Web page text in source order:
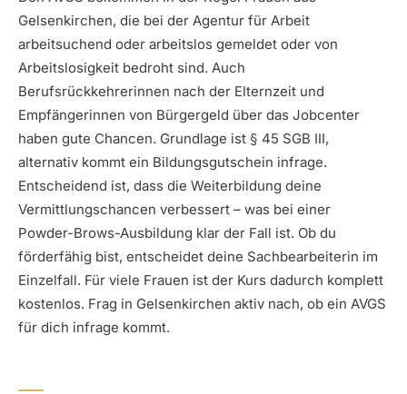
Gelsenkirchen, die bei der Agentur für Arbeit
arbeitsuchend oder arbeitslos gemeldet oder von
Arbeitslosigkeit bedroht sind. Auch
Berufsrückkehrerinnen nach der Elternzeit und
Empfängerinnen von Bürgergeld über das Jobcenter
haben gute Chancen. Grundlage ist § 45 SGB III,
alternativ kommt ein Bildungsgutschein infrage.
Entscheidend ist, dass die Weiterbildung deine
Vermittlungschancen verbessert – was bei einer
Powder-Brows-Ausbildung klar der Fall ist. Ob du
förderfähig bist, entscheidet deine Sachbearbeiterin im
Einzelfall. Für viele Frauen ist der Kurs dadurch komplett
kostenlos. Frag in Gelsenkirchen aktiv nach, ob ein AVGS
für dich infrage kommt.